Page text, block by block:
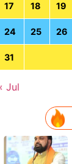
17 18 19
24 25 26
31
Jul